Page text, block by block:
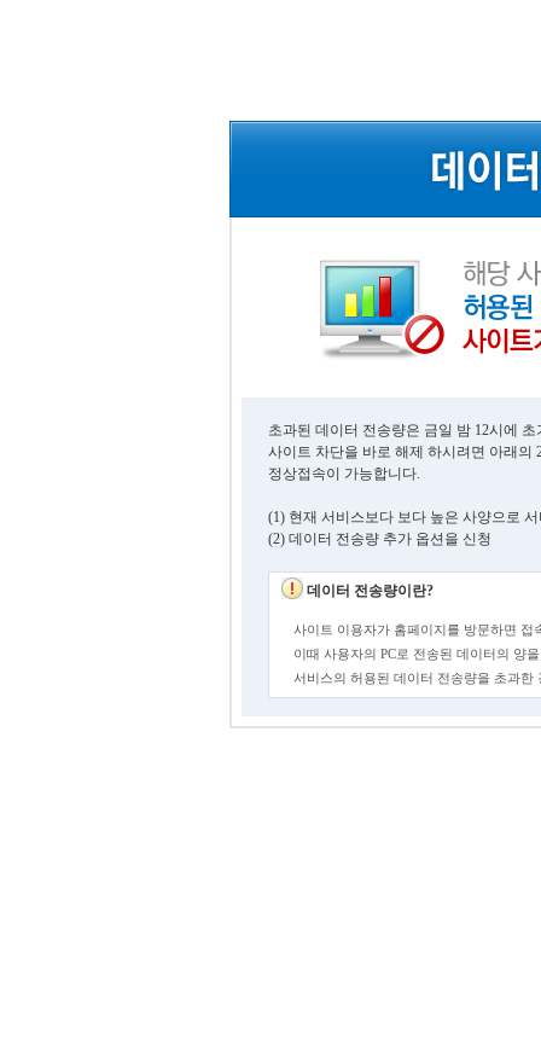
초과된 데이터 전송량은 금일 밤 12시에
사이트 차단을 바로 해제 하시려면 아래의
정상접속이 가능합니다.
(1) 현재 서비스보다 보다 높은 사양으로
(2) 데이터 전송량 추가 옵션을 신청
데이터 전송량이란?
사이트 이용자가 홈페이지를 방문하면 접
이때 사용자의 PC로 전송된 데이터의 양
서비스의 허용된 데이터 전송량을 초과